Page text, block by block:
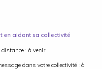
en aidant sa collectivité
: à venir
dans votre collectivité : à